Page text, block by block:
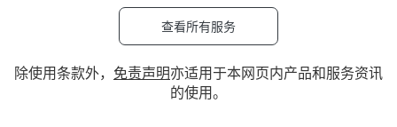
查看所有服务
除使用条款外， 免责声明亦适用于本网页内产品和服务资讯
的使用。